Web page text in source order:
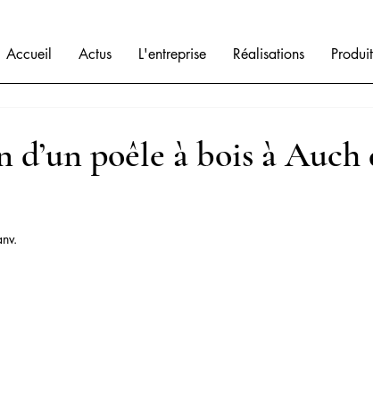
Accueil Actus L'entreprise Réalisations
poêle à bois à Auch